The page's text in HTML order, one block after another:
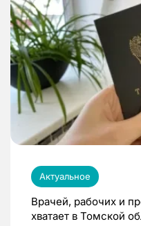
Актуальное
Врачей, рабочих и
хватает в Томской